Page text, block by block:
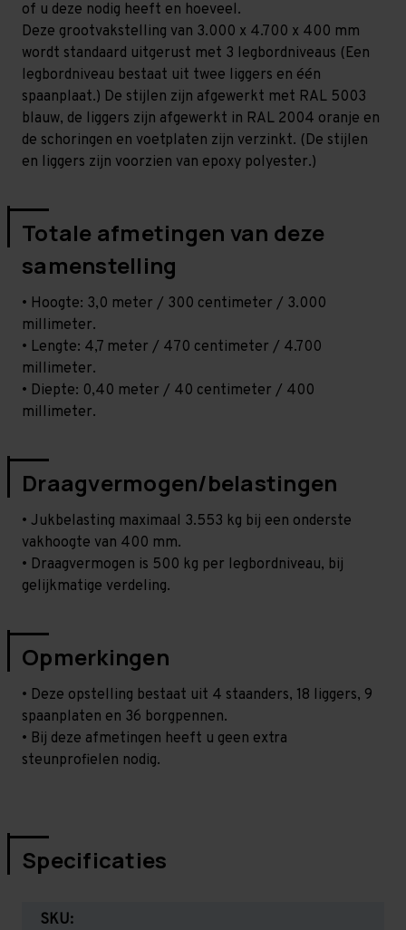
GALVA GALVA
of u deze nodig heeft en hoeveel.
Deze grootvakstelling van 3.000 x 4.700 x 400 mm
wordt standaard uitgerust met 3 legbordniveaus (Een
legbordniveau bestaat uit twee liggers en één
spaanplaat.) De stijlen zijn afgewerkt met RAL 5003
blauw, de liggers zijn afgewerkt in RAL 2004 oranje en
de schoringen en voetplaten zijn verzinkt. (De stijlen
en liggers zijn voorzien van epoxy polyester.)
Totale afmetingen van deze
samenstelling
• Hoogte: 3,0 meter / 300 centimeter / 3.000
millimeter.
• Lengte: 4,7 meter / 470 centimeter / 4.700
millimeter.
• Diepte: 0,40 meter / 40 centimeter / 400
millimeter.
Draagvermogen/belastingen
• Jukbelasting maximaal 3.553 kg bij een onderste
vakhoogte van 400 mm.
• Draagvermogen is 500 kg per legbordniveau, bij
gelijkmatige verdeling.
Opmerkingen
• Deze opstelling bestaat uit 4 staanders, 18 liggers, 9
spaanplaten en 36 borgpennen.
• Bij deze afmetingen heeft u geen extra
steunprofielen nodig.
Specificaties
SKU: